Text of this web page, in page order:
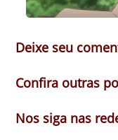
Deixe seu
Confira outras
Nos siga nas